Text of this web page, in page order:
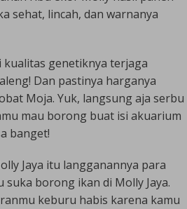
sehat, lincah, dan warnanya
kualitas genetiknya terjaga
Dan pastinya harganya
Moja. Yuk, langsung aja serbu
mau borong buat isi akuarium
banget!
Jaya itu langganannya para
borong ikan di Molly Jaya.
keburu habis karena kamu